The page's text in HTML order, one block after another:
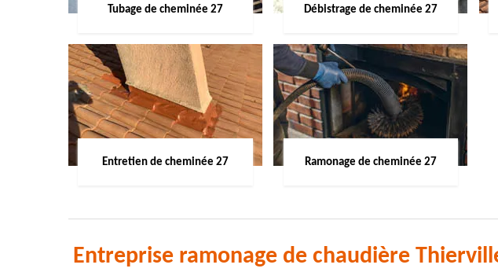
Tubage de cheminée 27 Débistrage de cheminée 27
Entretien de cheminée 27 Ramonage de cheminée 27
Entreprise ramonage de chaudière